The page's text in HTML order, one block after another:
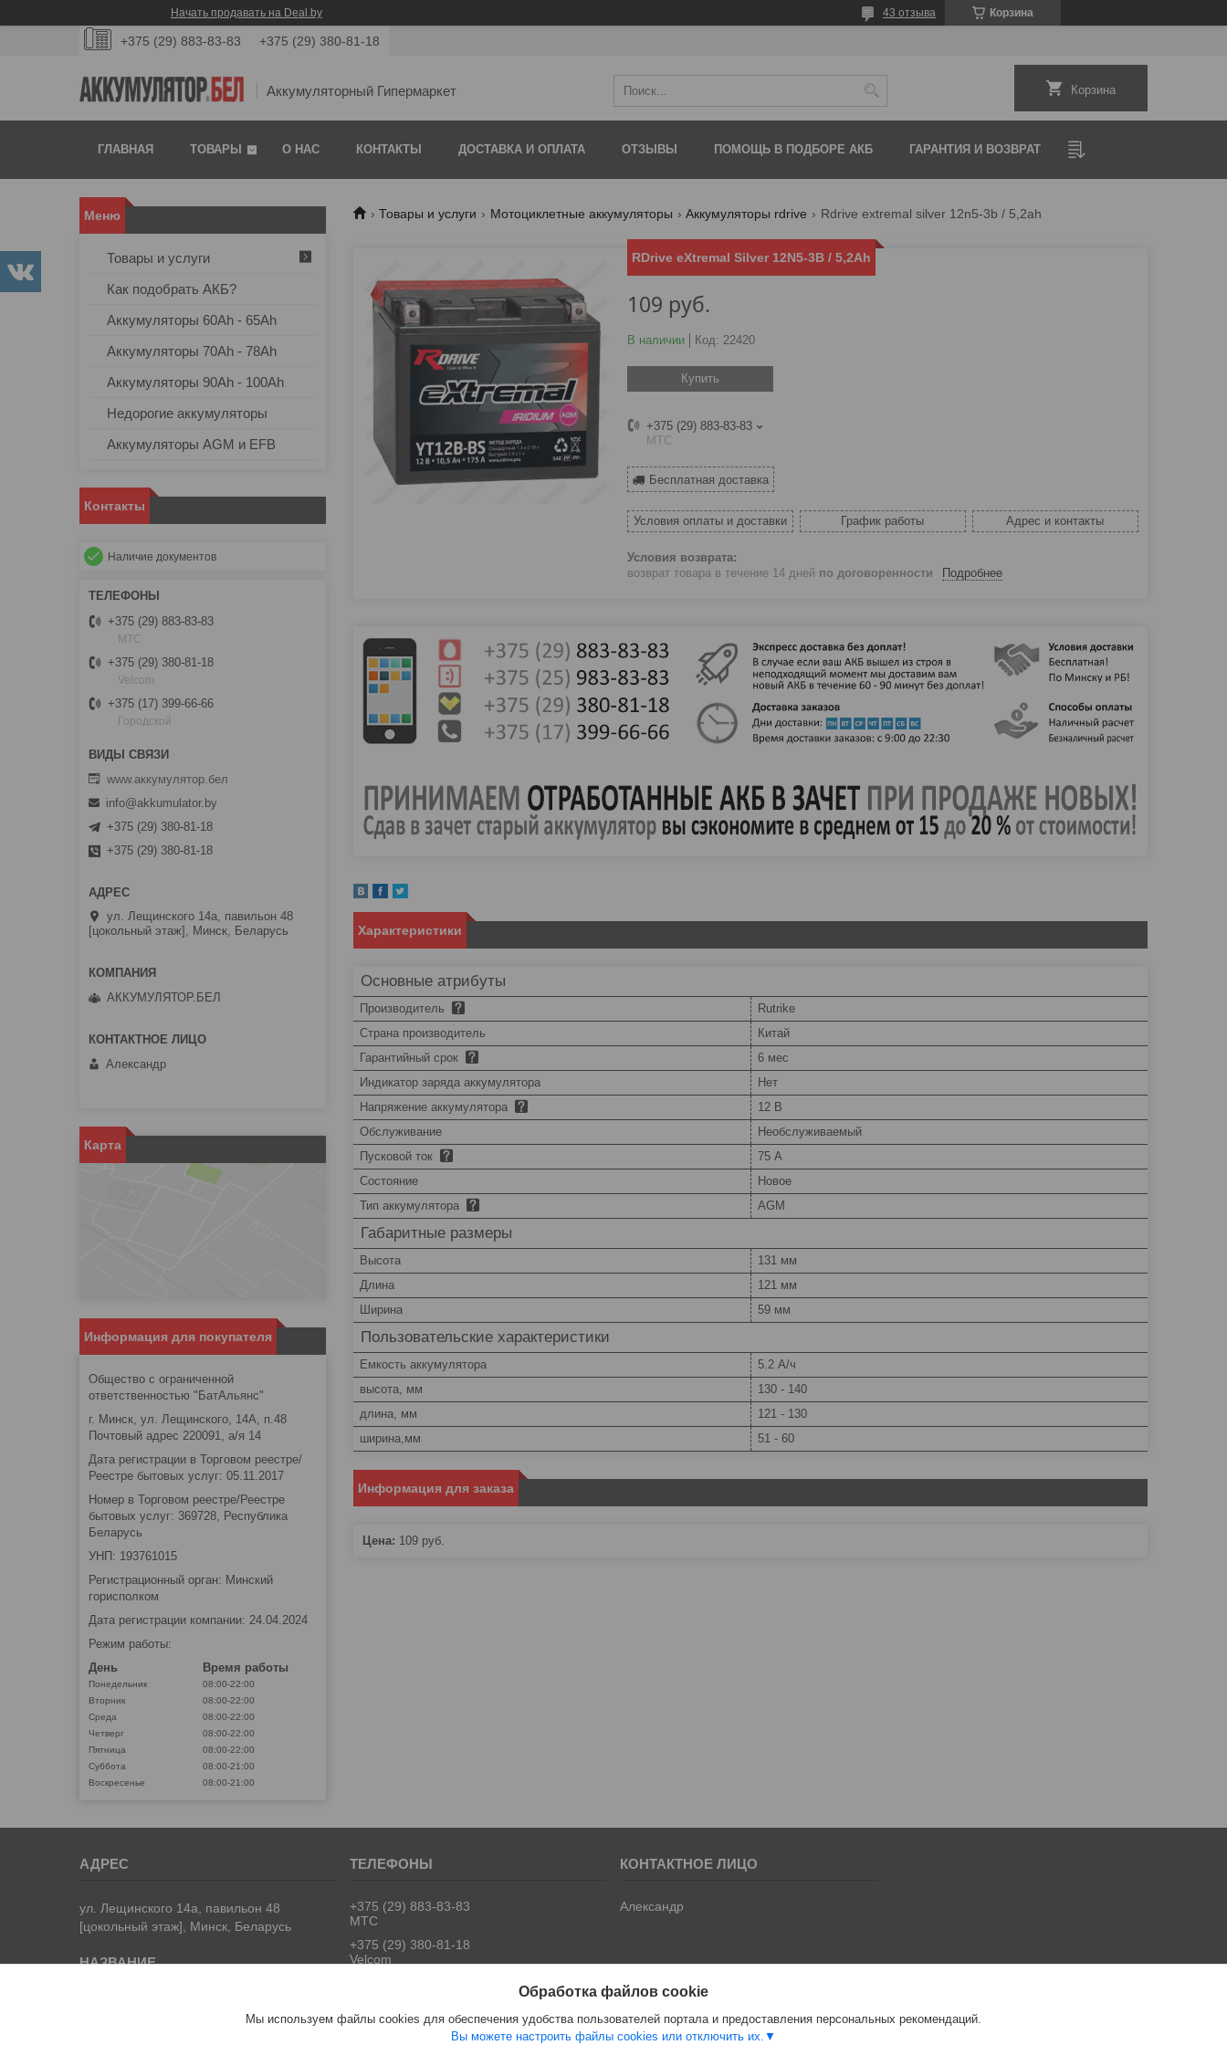
Начать продавать на Deal.by Корзина
43 отзыва
+375 (29) 883-83-83 +375 (29) 380-81-18
Аккумуляторный Гипермаркет Корзина
ГЛАВНАЯ ТОВАРЫ О НАС КОНТАКТЫ ДОСТАВКА И ОПЛАТА ОТЗЫВЫ ПОМОЩЬ В ПОДБОРЕ АКБ ГАРАНТИЯ И ВОЗВРАТ
Товары и услуги Мотоциклетные аккумуляторы Аккумуляторы rdrive Rdrive extremal silver 12n5-3b / 5,2ah
RDrive eXtremal Silver 12N5-3B / 5,2Ah
109 руб.
В наличии Код: 22420
Купить
+375 (29) 883-83-83
МТС
Бесплатная доставка
Условия оплаты и доставки График работы Адрес и контакты
возврат товара в течение 14 дней по договоренности Подробнее
Характеристики
Основные атрибуты
Производитель
Rutrike
Страна производитель
Китай
Гарантийный срок
6 мес
Индикатор заряда аккумулятора
Нет
Напряжение аккумулятора
12 В
Обслуживание
Необслуживаемый
Пусковой ток
75 А
Состояние
Новое
Тип аккумулятора
AGM
Габаритные размеры
Высота
131 мм
Длина
121 мм
Ширина
59 мм
Пользовательские характеристики
Емкость аккумулятора
5.2 А/ч
высота, мм
130 - 140
длина, мм
121 - 130
ширина,мм
51 - 60
Информация для заказа
Цена: 109 руб.
Товары и услуги
Как подобрать АКБ?
Аккумуляторы 60Ah - 65Ah
Аккумуляторы 70Ah - 78Ah
Аккумуляторы 90Ah - 100Ah
Недорогие аккумуляторы
Аккумуляторы AGM и EFB
Контакты
Наличие документов
+375 (29) 883-83-83
МТС
+375 (29) 380-81-18
Velcom
+375 (17) 399-66-66
Городской
www.аккумулятор.бел
info@akkumulator.by
+375 (29) 380-81-18
+375 (29) 380-81-18
ул. Лещинского 14а, павильон 48
[цокольный этаж], Минск, Беларусь
АККУМУЛЯТОР.БЕЛ
Александр
Карта
Информация для покупателя
Общество с ограниченной
ответственностью "БатАльянс"
г. Минск, ул. Лещинского, 14А, п.48
Почтовый адрес 220091, а/я 14
Дата регистрации в Торговом реестре/
Реестре бытовых услуг: 05.11.2017
Номер в Торговом реестре/Реестре
бытовых услуг: 369728, Республика
Беларусь
УНП: 193761015
Регистрационный орган: Минский
горисполком
Дата регистрации компании: 24.04.2024
Режим работы:
День
Время работы
Понедельник
08:00-22:00
Вторник
08:00-22:00
Среда
08:00-22:00
Четверг
08:00-22:00
Пятница
08:00-22:00
Суббота
08:00-21:00
Воскресенье
08:00-21:00
ул. Лещинского 14а, павильон 48
[цокольный этаж], Минск, Беларусь
+375 (29) 883-83-83
МТС
+375 (29) 380-81-18
Velcom
Александр
Обработка файлов cookie
Мы используем файлы cookies для обеспечения удобства пользователей портала и предоставления персональных рекомендаций.
Вы можете настроить файлы cookies или отключить их.